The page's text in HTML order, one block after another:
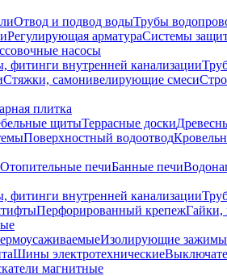
Отвод и подвод водыТрубы
Регулирующая арматураСистемы
насосы
фитинги внутренней канализации
Стяжки, самонивелирующие смеси
плитка
щитыТеррасные доски
Поверхностный водоотвод
Отопительные печиБанные печи
фитинги внутренней канализации
Перфорированный крепеж
Изолирующие зажимы
Шины электротехнические
магнитные